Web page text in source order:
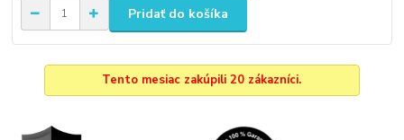
Pridať do košíka
Tento mesiac zakúpili 20 zákazníci.